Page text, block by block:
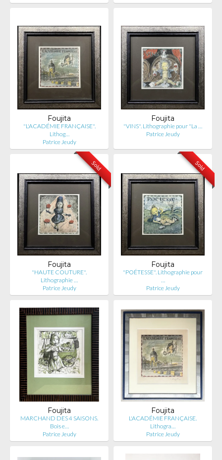
Foujita
"L'ACADÉMIE FRANÇAISE".
Lithog…
Patrice Jeudy
Foujita
"VINS". Lithographie pour "La …
Patrice Jeudy
Sold
Foujita
"HAUTE COUTURE".
Lithographie …
Patrice Jeudy
Sold
Foujita
"POÉTESSE". Lithographie pour
…
Patrice Jeudy
Foujita
MARCHAND DES 4 SAISONS.
Bois e…
Patrice Jeudy
Foujita
L'ACADÉMIE FRANÇAISE.
Lithogra…
Patrice Jeudy